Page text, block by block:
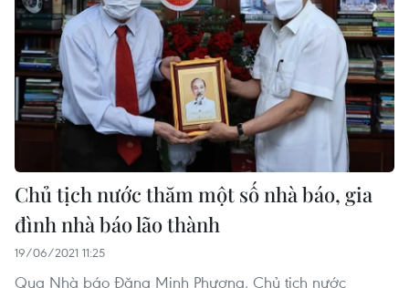
Chủ tịch nước thăm một số nhà báo, gia
đình nhà báo lão thành
19/06/2021 11:25
Qua Nhà báo Đặng Minh Phương, Chủ tịch nước